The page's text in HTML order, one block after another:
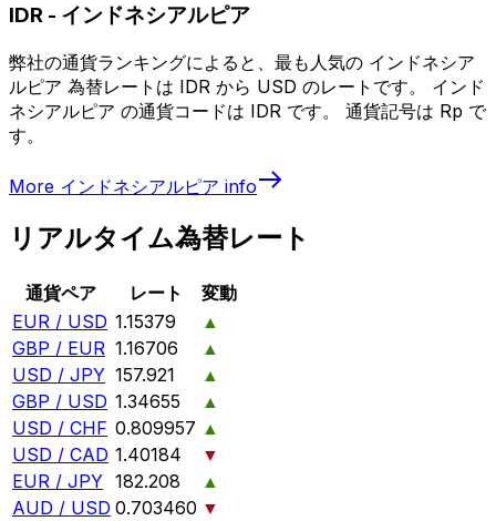
IDR - インドネシアルピア
弊社の通貨ランキングによると、最も人気の インドネシア
ルピア 為替レートは IDR から USD のレートです。 インド
ネシアルピア の通貨コードは IDR です。 通貨記号は Rp で
す。
More インドネシアルピア info
リアルタイム為替レート
通貨ペア レート
変動
EUR / USD 1.15379
▲
GBP / EUR 1.16706
▲
USD / JPY 157.921
▲
GBP / USD 1.34655
▲
USD / CHF 0.809957 ▲
USD / CAD 1.40184
▼
EUR / JPY 182.208
▲
AUD / USD 0.703460 ▼